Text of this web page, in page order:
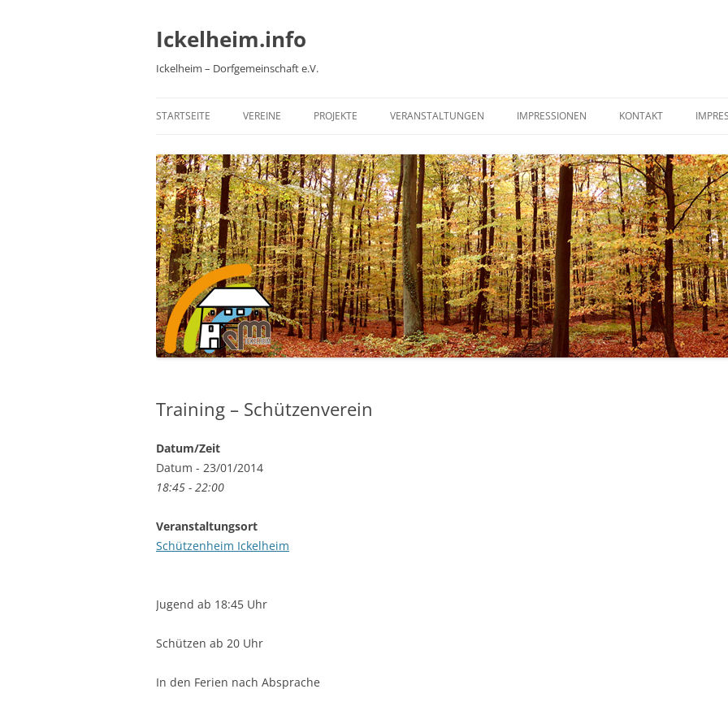
springen
Ickelheim.info
Ickelheim – Dorfgemeinschaft e.V.
STARTSEITE VEREINE PROJEKTE VERANSTALTUNGEN IMPRESSIONEN KONTAKT
Training – Schützenverein
Datum/Zeit
Datum - 23/01/2014
18:45 - 22:00
Veranstaltungsort
Schützenheim Ickelheim
Jugend ab 18:45 Uhr
Schützen ab 20 Uhr
In den Ferien nach Absprache